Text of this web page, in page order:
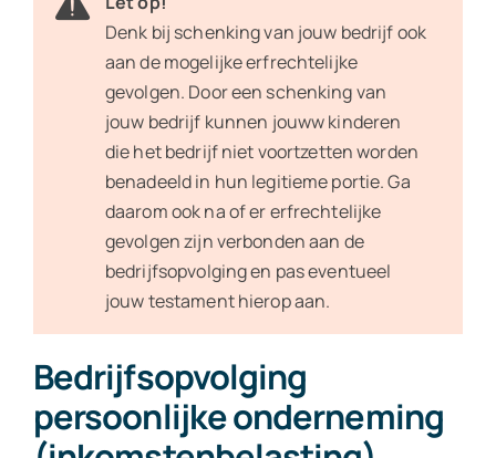
Denk bij schenking van jouw bedrijf ook
aan de mogelijke erfrechtelijke
gevolgen. Door een schenking van
jouw bedrijf kunnen jouww kinderen
die het bedrijf niet voortzetten worden
benadeeld in hun legitieme portie. Ga
daarom ook na of er erfrechtelijke
gevolgen zijn verbonden aan de
bedrijfsopvolging en pas eventueel
jouw testament hierop aan.
Bedrijfsopvolging
persoonlijke onderneming